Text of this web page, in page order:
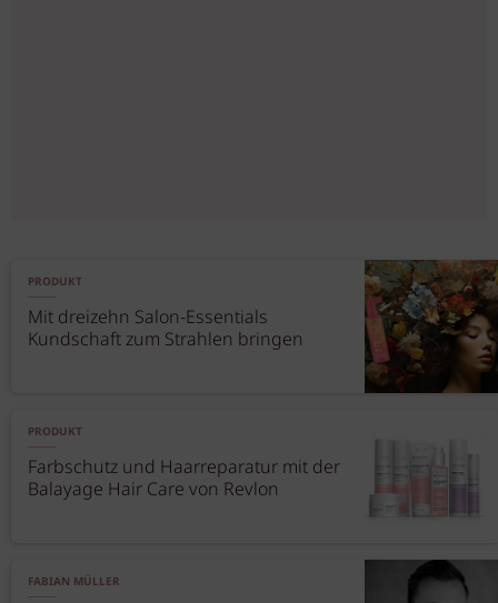
PRODUKT
Mit dreizehn Salon-Essentials
Kundschaft zum Strahlen bringen
PRODUKT
Farbschutz und Haarreparatur mit der
Balayage Hair Care von Revlon
FABIAN MÜLLER